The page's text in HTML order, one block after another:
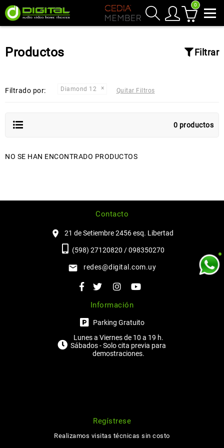
0
Productos Filtrar
Filtrado por: Diamond 12 Quitar Filtros
0 productos
NO SE HAN ENCONTRADO PRODUCTOS
Contacto
21 de Setiembre 2456 esq. Libertad
(598) 27120820 / 098350270
redes@digital.com.uy
Información
Parking Gratuito
Lunes a Viernes de 10 a 19 h.
Sábados - Solo cita previa para
demostraciones.
Regístrese
Realizamos visitas técnicas sin costo